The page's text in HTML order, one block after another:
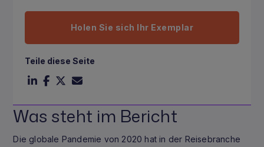
Was steht im Bericht
Die globale Pandemie von 2020 hat in der Reisebranche
Holen Sie sich Ihr Exemplar
Teile diese Seite